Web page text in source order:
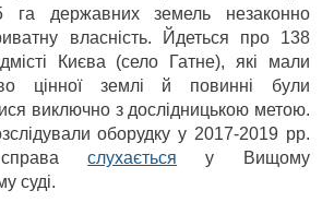
га державних земель незаконно
власність. Йдеться про 138
Києва (село Гатне), які мали
цінної землі й повинні були
виключно з дослідницькою метою.
оборудку у 2017-2019 рр.
слухається у Вищому
суді.